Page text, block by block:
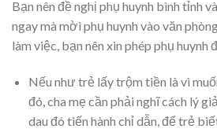
Bạn nên đề nghị phụ huynh bình tỉnh
ngay mà mời phụ huynh vào văn
làm việc, bạn nên xin phép phụ huynh
Nếu như trẻ lấy trộm tiền là vì
đó, cha mẹ cần phải nghĩ cách lý
dau đó tiến hành chỉ dẫn, để trẻ